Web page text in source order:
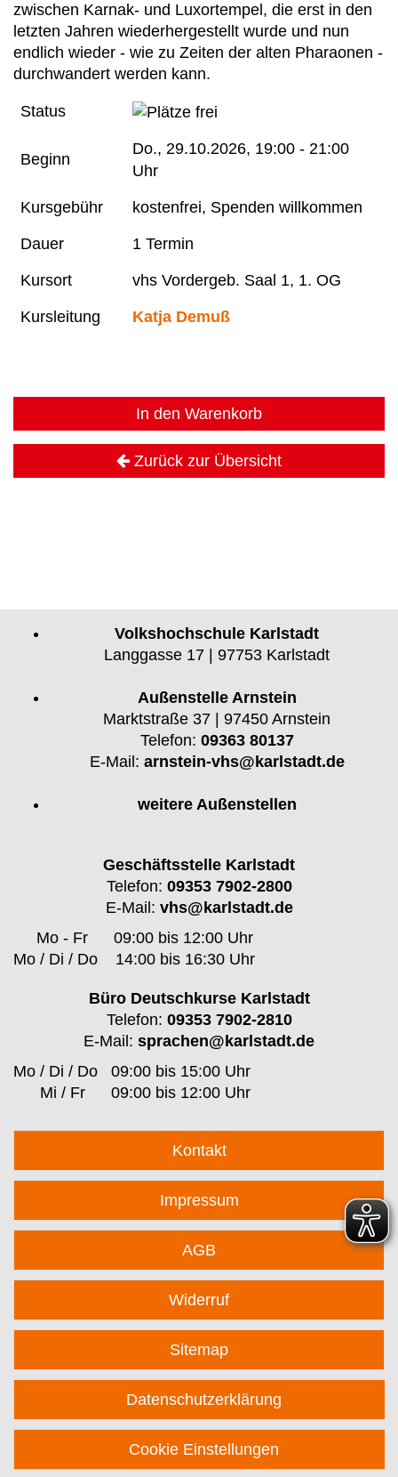
zwischen Karnak- und Luxortempel, die erst in den
letzten Jahren wiederhergestellt wurde und nun
endlich wieder - wie zu Zeiten der alten Pharaonen -
durchwandert werden kann.
Status
Beginn
Do., 29.10.2026, 19:00 - 21:00
Uhr
Kursgebühr kostenfrei, Spenden willkommen
Dauer 1 Termin
Kursort vhs Vordergeb. Saal 1, 1. OG
Kursleitung Katja Demuß
In den Warenkorb
Zurück zur Übersicht
Volkshochschule Karlstadt
Langgasse 17 | 97753 Karlstadt
Außenstelle Arnstein
Marktstraße 37 | 97450 Arnstein
Telefon: 09363 80137
E-Mail: arnstein-vhs@karlstadt.de
weitere Außenstellen
Geschäftsstelle Karlstadt
Telefon: 09353 7902-2800
E-Mail: vhs@karlstadt.de
Mo - Fr
09:00 bis 12:00 Uhr
Mo / Di / Do
14:00 bis 16:30 Uhr
Büro Deutschkurse Karlstadt
Telefon: 09353 7902-2810
E-Mail: sprachen@karlstadt.de
Mo / Di / Do 09:00 bis 15:00 Uhr
Mi / Fr
09:00 bis 12:00 Uhr
Kontakt
Impressum
AGB
Widerruf
Sitemap
Datenschutzerklärung
Cookie Einstellungen